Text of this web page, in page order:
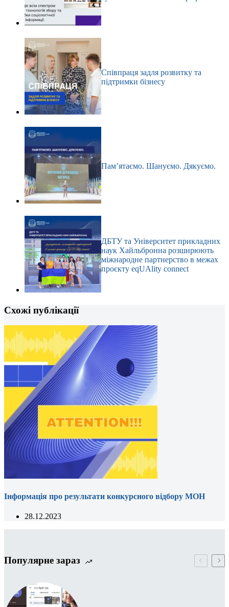
Співпраця задля розвитку та
підтримки бізнесу
Пам’ятаємо. Шануємо. Дякуємо.
ДБТУ та Університет прикладних
наук Хайльбронна розширюють
міжнародне партнерство в межах
проєкту eqUAlity connect
Схожі публікації
Інформація про результати конкурсного відбору МОН
28.12.2023
Популярне зараз